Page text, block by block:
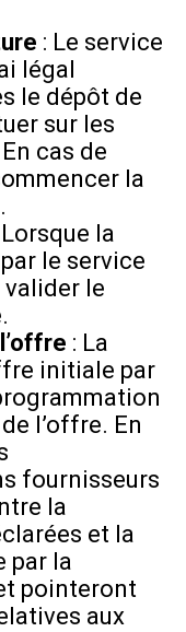
: Le service
légal
le dépôt de
sur les
cas de
la
Lorsque la
le service
le
: La
initiale par
l’offre. En
fournisseurs
la
et la
par la
pointeront
aux